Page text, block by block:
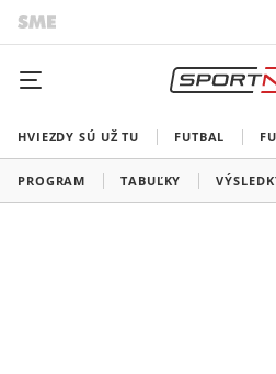
HVIEZDY SÚ UŽ TU FUTBAL
PROGRAM TABUĽKY